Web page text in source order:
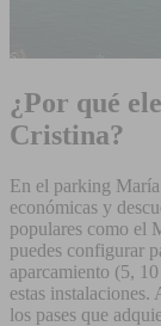
¿Por qué
Cristina?
En el parking
económicas y
populares como el
puedes configurar
aparcamiento (5,
estas instalaciones.
los pases que